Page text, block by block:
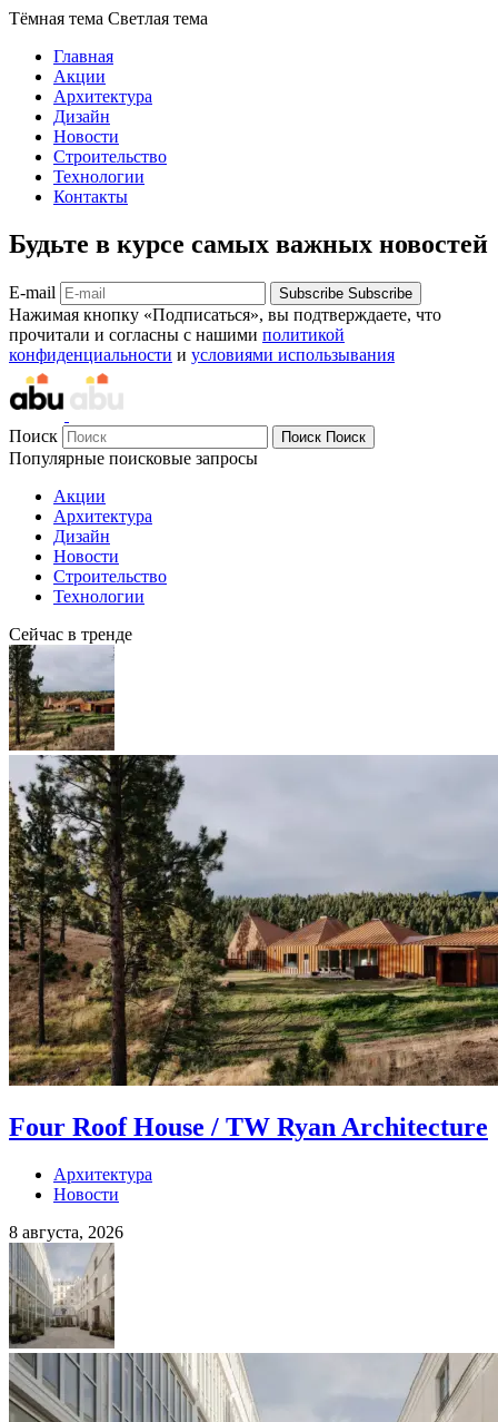
Тёмная тема Светлая тема
Главная
Акции
Архитектура
Дизайн
Новости
Строительство
Технологии
Контакты
Будьте в курсе самых важных новостей
E-mail Subscribe Subscribe
Нажимая кнопку «Подписаться», вы подтверждаете, что
прочитали и согласны с нашими политикой
конфиденциальности и условиями использывания
Поиск Поиск Поиск
Популярные поисковые запросы
Акции
Архитектура
Дизайн
Новости
Строительство
Технологии
Сейчас в тренде
Four Roof House / TW Ryan Architecture
Архитектура
Новости
8 августа, 2026